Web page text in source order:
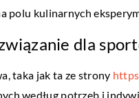
polu kulinarnych
dla
taka jak ta ze strony
według potrzeb i
BIZNES I
28 kwietnia 2020